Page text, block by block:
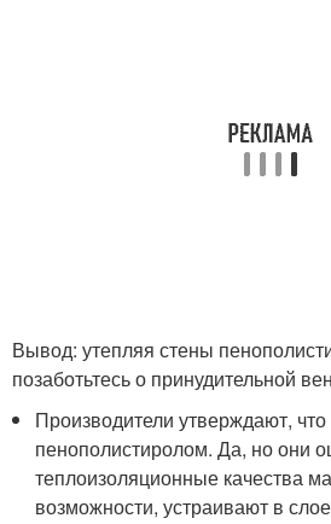
Вывод: утепляя стены
позаботьтесь о принудительной
Производители утверждают,
пенополистиролом. Да, но они
теплоизоляционные качества
возможности, устраивают в